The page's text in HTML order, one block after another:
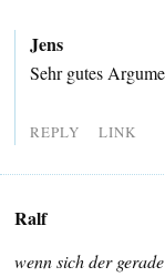
Jens
Sehr gutes
REPLY LINK
Ralf
wenn sich der